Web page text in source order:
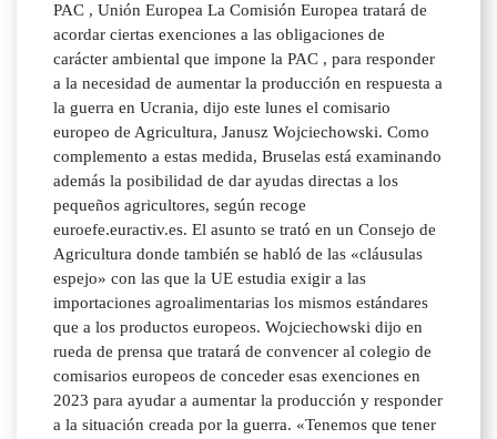
PAC , Unión Europea La Comisión Europea tratará de
acordar ciertas exenciones a las obligaciones de
carácter ambiental que impone la PAC , para responder
a la necesidad de aumentar la producción en respuesta a
la guerra en Ucrania, dijo este lunes el comisario
europeo de Agricultura, Janusz Wojciechowski. Como
complemento a estas medida, Bruselas está examinando
además la posibilidad de dar ayudas directas a los
pequeños agricultores, según recoge
euroefe.euractiv.es. El asunto se trató en un Consejo de
Agricultura donde también se habló de las «cláusulas
espejo» con las que la UE estudia exigir a las
importaciones agroalimentarias los mismos estándares
que a los productos europeos. Wojciechowski dijo en
rueda de prensa que tratará de convencer al colegio de
comisarios europeos de conceder esas exenciones en
2023 para ayudar a aumentar la producción y responder
a la situación creada por la guerra. «Tenemos que tener